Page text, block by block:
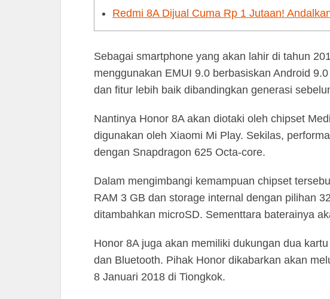
Redmi 8A Dijual Cuma Rp 1 Jutaan!
Sebagai smartphone yang akan lahir di tahun
menggunakan EMUI 9.0 berbasiskan Android
dan fitur lebih baik dibandingkan generasi
Nantinya Honor 8A akan diotaki oleh chipset
digunakan oleh Xiaomi Mi Play. Sekilas,
dengan Snapdragon 625 Octa-core.
Dalam mengimbangi kemampuan chipset
RAM 3 GB dan storage internal dengan pilihan
ditambahkan microSD. Sementtara baterainya
Honor 8A juga akan memiliki dukungan dua
dan Bluetooth. Pihak Honor dikabarkan akan
8 Januari 2018 di Tiongkok.